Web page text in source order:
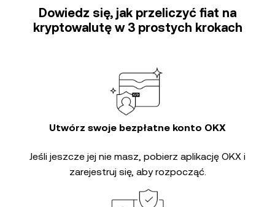
Dowiedz się, jak przeliczyć fiat na
kryptowalutę w 3 prostych krokach
Utwórz swoje bezpłatne konto OKX
Jeśli jeszcze jej nie masz, pobierz aplikację OKX i
zarejestruj się, aby rozpocząć.